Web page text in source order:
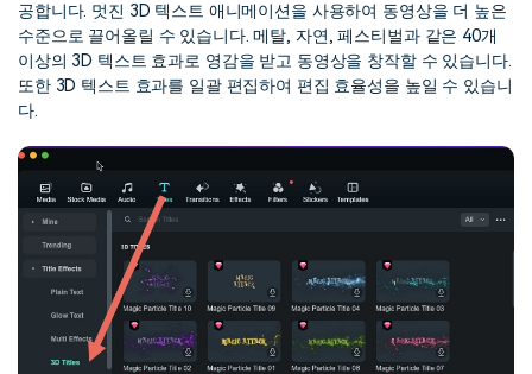
공합니다. 멋진 3D 텍스트 애니메이션을 사용하여 동영상을 더 높은
수준으로 끌어올릴 수 있습니다. 메탈, 자연, 페스티벌과 같은 40개
이상의 3D 텍스트 효과로 영감을 받고 동영상을 창작할 수 있습니다.
또한 3D 텍스트 효과를 일괄 편집하여 편집 효율성을 높일 수 있습니
다.